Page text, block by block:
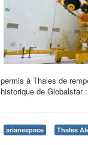
permis à Thales de
historique de Globalstar :
arianespace Thales